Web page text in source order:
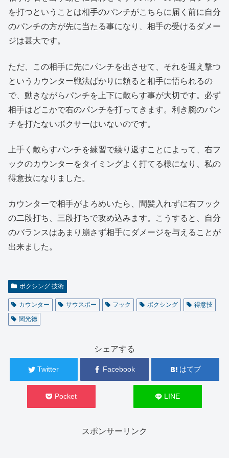
を打つということは相手のパンチがこちらに届く前に自分
のパンチの方が先に当たる事になり、相手の受けるダメー
ジは甚大です。
ただ、この相手に先にパンチを出させて、それを迎え撃つ
というカウンター戦法ばかりに頼ると相手に悟られるの
で、動きながらパンチを上下に散らす事が大切です。必ず
相手はどこかで右のパンチを打ってきます。利き腕のパン
チを打たないボクサーはいないのです。
上手く散らすパンチを練習で繰り返すことによって、右フ
ックのカウンターをタイミングよく打てる様になり、私の
得意技になりました。
カウンターで相手がよろめいたら、間髪入れずに右フック
の二段打ち、三段打ちで攻め込みます。こうすると、自分
のバランスはあまり崩さず相手にダメージを与えることが
出来ました。
ボクシング 技術
カウンター サウスポー フック ボクシング
得意技
関光徳
シェアする
Twitter Facebook はてブ
Pocket LINE
スポンサーリンク